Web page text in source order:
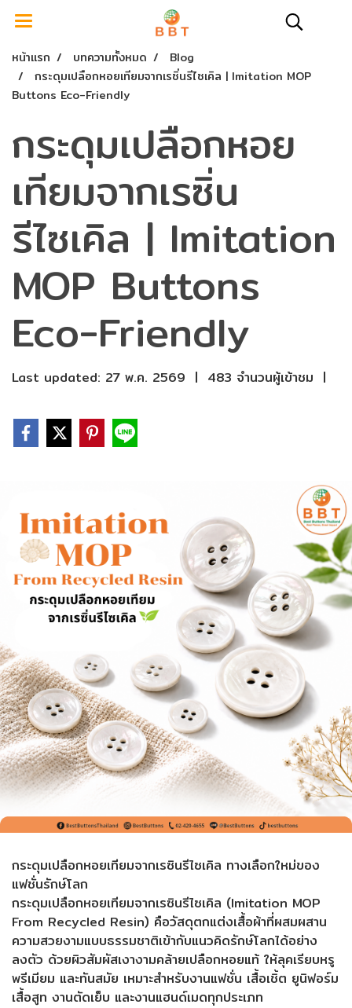
หน้าแรก บทความทั้งหมด
Blog
กระดุมเปลือกหอยเทียมจากเรซิ่นรีไซเคิล | Imitation MOP
Buttons Eco-Friendly
กระดุมเปลือกหอย
เทียมจากเรซิ่น
รีไซเคิล | Imitation
MOP Buttons
Eco-Friendly
Last updated: 27 พ.ค. 2569 | 483 จำนวนผู้เข้าชม |
กระดุมเปลือกหอยเทียมจากเรซินรีไซเคิล ทางเลือกใหม่ของ
แฟชั่นรักษ์โลก
กระดุมเปลือกหอยเทียมจากเรซินรีไซเคิล (Imitation MOP
From Recycled Resin) คือวัสดุตกแต่งเสื้อผ้าที่ผสมผสาน
ความสวยงามแบบธรรมชาติเข้ากับแนวคิดรักษ์โลกได้อย่าง
ลงตัว ด้วยผิวสัมผัสเงางามคล้ายเปลือกหอยแท้ ให้ลุคเรียบหรู
พรีเมียม และทันสมัย เหมาะสำหรับงานแฟชั่น เสื้อเชิ้ต ยูนิฟอร์ม
เสื้อสูท งานตัดเย็บ และงานแฮนด์เมดทุกประเภท